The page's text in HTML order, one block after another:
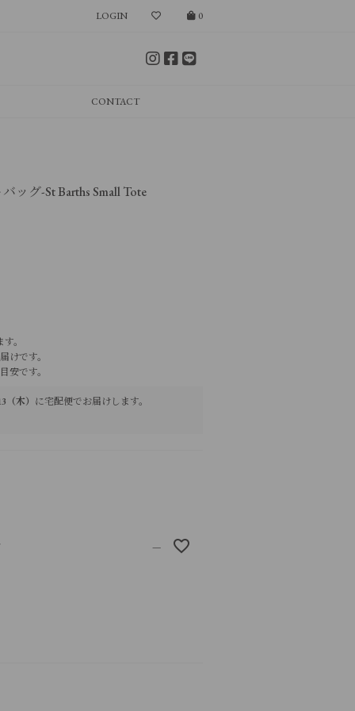
LOGIN 0
CONTACT
ッグ-St Barths Small Tote
。
けです。
安です。
（木） に宅配便でお届けします。
—